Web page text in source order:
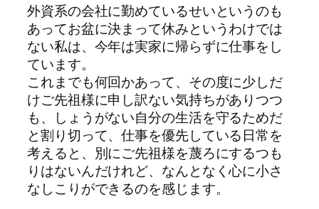
外資系の会社に勤めているせいというのも
あってお盆に決まって休みというわけでは
ない私は、今年は実家に帰らずに仕事をし
ています。
これまでも何回かあって、その度に少しだ
けご先祖様に申し訳ない気持ちがありつつ
も、しょうがない自分の生活を守るためだ
と割り切って、仕事を優先している日常を
考えると、別にご先祖様を蔑ろにするつも
りはないんだけれど、なんとなく心に小さ
なしこりができるのを感じます。